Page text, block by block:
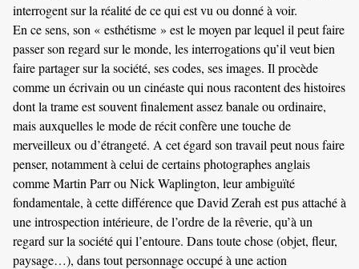
interrogent sur la réalité de ce qui est vu ou donné à voir.
En ce sens, son « esthétisme » est le moyen par lequel il peut faire
passer son regard sur le monde, les interrogations qu’il veut bien
faire partager sur la société, ses codes, ses images. Il procède
comme un écrivain ou un cinéaste qui nous racontent des histoires
dont la trame est souvent finalement assez banale ou ordinaire,
mais auxquelles le mode de récit confère une touche de
merveilleux ou d’étrangeté. A cet égard son travail peut nous faire
penser, notamment à celui de certains photographes anglais
comme Martin Parr ou Nick Waplington, leur ambiguïté
fondamentale, à cette différence que David Zerah est pus attaché à
une introspection intérieure, de l’ordre de la rêverie, qu’à un
regard sur la société qui l’entoure. Dans toute chose (objet, fleur,
paysage…), dans tout personnage occupé à une action